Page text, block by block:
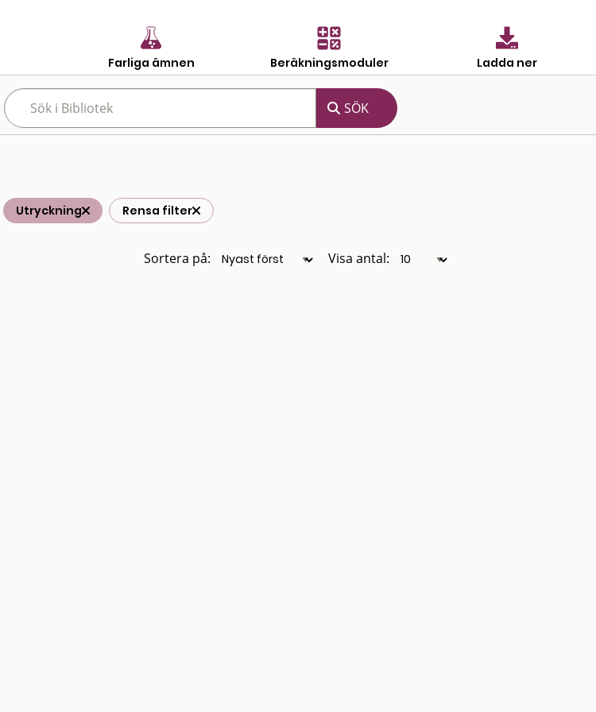
Farliga ämnen Beräkningsmoduler Ladda ner
Utryckning Rensa filter
Sortera på: Visa antal: